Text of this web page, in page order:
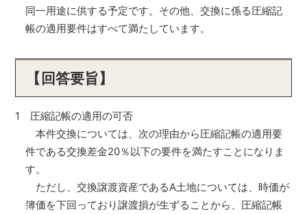
同一用途に供する予定です。その他、交換に係る圧縮記
帳の適用要件はすべて満たしています。
【回答要旨】
1 圧縮記帳の適用の可否
本件交換については、次の理由から圧縮記帳の適用要
件である交換差金20％以下の要件を満たすことになりま
す。
ただし、交換譲渡資産であるA土地については、時価が
簿価を下回っており譲渡損が生ずることから、圧縮記帳